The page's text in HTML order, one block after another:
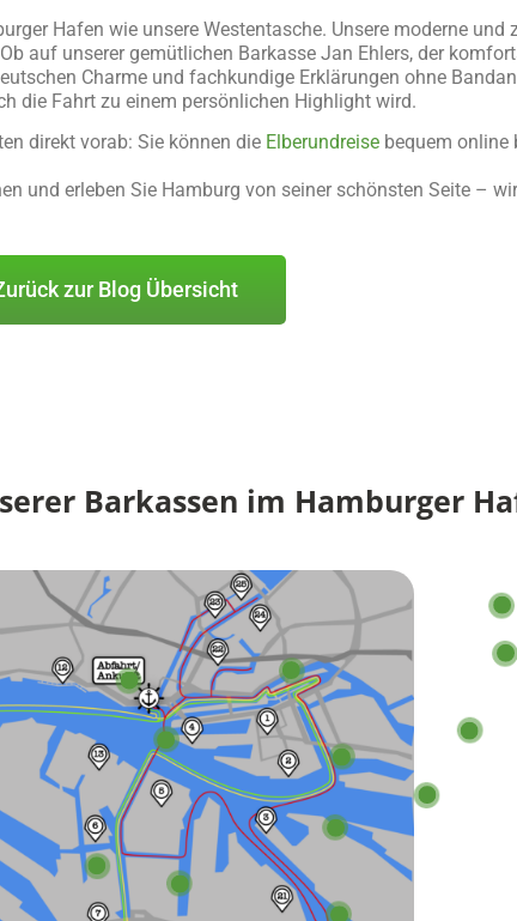
Hafen wie unsere Westentasche. Unsere moderne
auf unserer gemütlichen Barkasse Jan Ehlers, der
Charme und fachkundige Erklärungen ohne
die Fahrt zu einem persönlichen Highlight wird.
direkt vorab: Sie können die Elberundreise bequem online
und erleben Sie Hamburg von seiner schönsten Seite –
zur Blog Übersicht
Barkassen im Hamburger